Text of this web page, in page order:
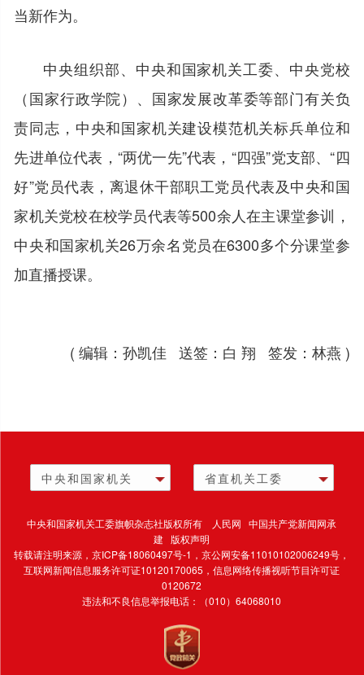
当新作为。
中央组织部、中央和国家机关工委、中央党校
（国家行政学院）、国家发展改革委等部门有关负
责同志，中央和国家机关建设模范机关标兵单位和
先进单位代表，“两优一先”代表，“四强”党支部、“四
好”党员代表，离退休干部职工党员代表及中央和国
家机关党校在校学员代表等500余人在主课堂参训，
中央和国家机关26万余名党员在6300多个分课堂参
加直播授课。
( 编辑：孙凯佳 送签：白 翔 签发：林燕 )
中央和国家机关 省直机关工委
中央和国家机关工委旗帜杂志社版权所有 人民网 中国共产党新闻网承
建 版权声明
转载请注明来源，京ICP备18060497号-1 ，京公网安备11010102006249号，
互联网新闻信息服务许可证10120170065，信息网络传播视听节目许可证
0120672
违法和不良信息举报电话：（010）64068010